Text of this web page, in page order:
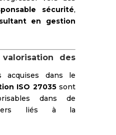
sécurité,
en gestion
des
acquises dans le
ISO 27035sont
dans de
liés à la